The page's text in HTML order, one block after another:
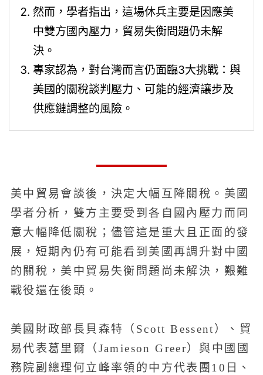
然而，學者指出，這場休兵主要是因應美
中雙方國內壓力，貿易失衡問題仍未解
決。
專家認為，對台灣而言仍面臨3大挑戰：與
美國的關稅談判壓力、可能的經濟讓步及
供應鏈調整的風險。
美中貿易會談後，決定大幅互降關稅。美國
學者分析，雙方主要受到各自國內壓力而同
意大幅降低關稅；儘管這是重大且正面的發
展，短期內仍有可能看到美國再調升對中國
的關稅，美中貿易失衡問題尚未解決，艱難
戰役還在後頭。
美國財政部長貝森特（Scott Bessent）、貿
易代表葛里爾（Jamieson Greer）與中國國
務院副總理何立峰率領的中方代表團10日、